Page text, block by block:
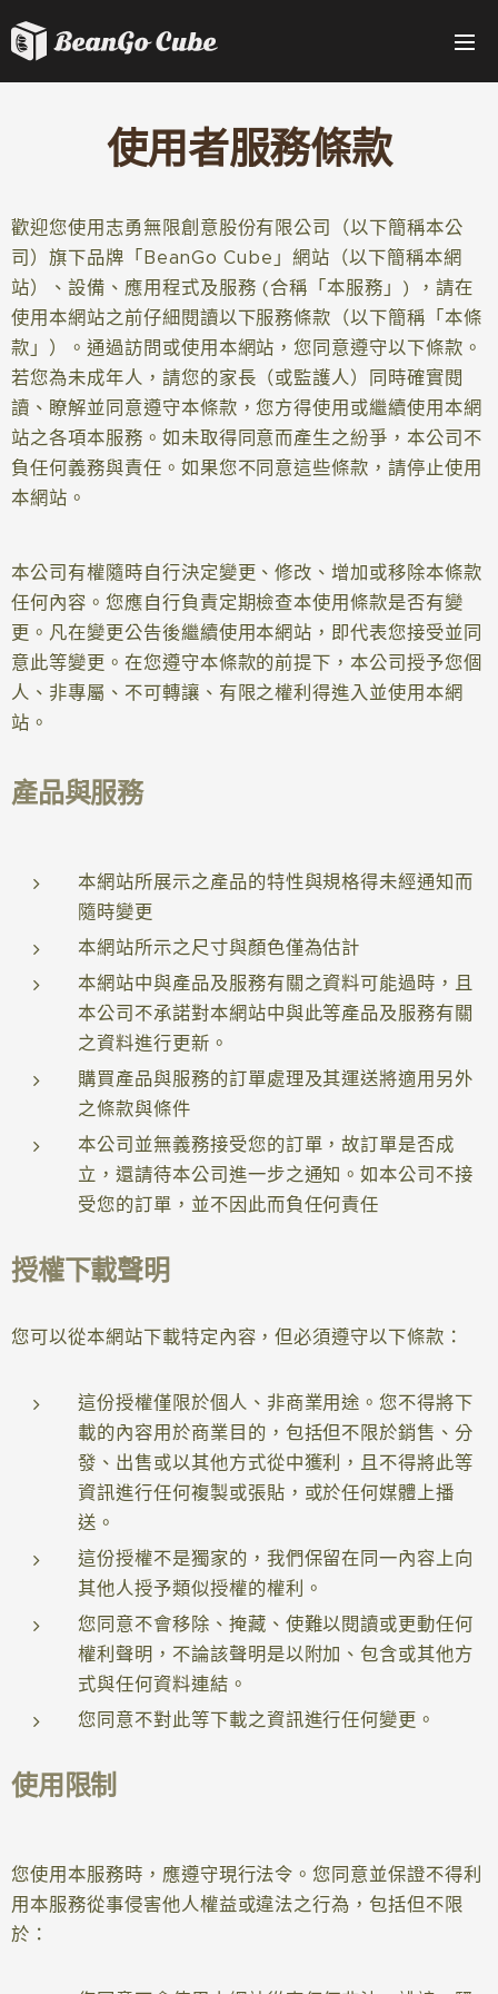
使用者服務條款
歡迎您使用志勇無限創意股份有限公司（以下簡稱本公
司）旗下品牌「BeanGo Cube」網站（以下簡稱本網
站）、設備、應用程式及服務 (合稱「本服務」) ，請在
使用本網站之前仔細閱讀以下服務條款（以下簡稱「本條
款」）。通過訪問或使用本網站，您同意遵守以下條款。
若您為未成年人，請您的家長（或監護人）同時確實閱
讀、瞭解並同意遵守本條款，您方得使用或繼續使用本網
站之各項本服務。如未取得同意而產生之紛爭，本公司不
負任何義務與責任。如果您不同意這些條款，請停止使用
本網站。
本公司有權隨時自行決定變更、修改、增加或移除本條款
任何內容。您應自行負責定期檢查本使用條款是否有變
更。凡在變更公告後繼續使用本網站，即代表您接受並同
意此等變更。在您遵守本條款的前提下，本公司授予您個
人、非專屬、不可轉讓、有限之權利得進入並使用本網
站。
產品與服務
本網站所展示之產品的特性與規格得未經通知而
隨時變更
本網站所示之尺寸與顏色僅為估計
本網站中與產品及服務有關之資料可能過時，且
本公司不承諾對本網站中與此等產品及服務有關
之資料進行更新。
購買產品與服務的訂單處理及其運送將適用另外
之條款與條件
本公司並無義務接受您的訂單，故訂單是否成
立，還請待本公司進一步之通知。如本公司不接
受您的訂單，並不因此而負任何責任
授權下載聲明
您可以從本網站下載特定內容，但必須遵守以下條款：
這份授權僅限於個人、非商業用途。您不得將下
載的內容用於商業目的，包括但不限於銷售、分
發、出售或以其他方式從中獲利，且不得將此等
資訊進行任何複製或張貼，或於任何媒體上播
送。
這份授權不是獨家的，我們保留在同一內容上向
其他人授予類似授權的權利。
您同意不會移除、掩藏、使難以閱讀或更動任何
權利聲明，不論該聲明是以附加、包含或其他方
式與任何資料連結。
您同意不對此等下載之資訊進行任何變更。
使用限制
您使用本服務時，應遵守現行法令。您同意並保證不得利
用本服務從事侵害他人權益或違法之行為，包括但不限
於：